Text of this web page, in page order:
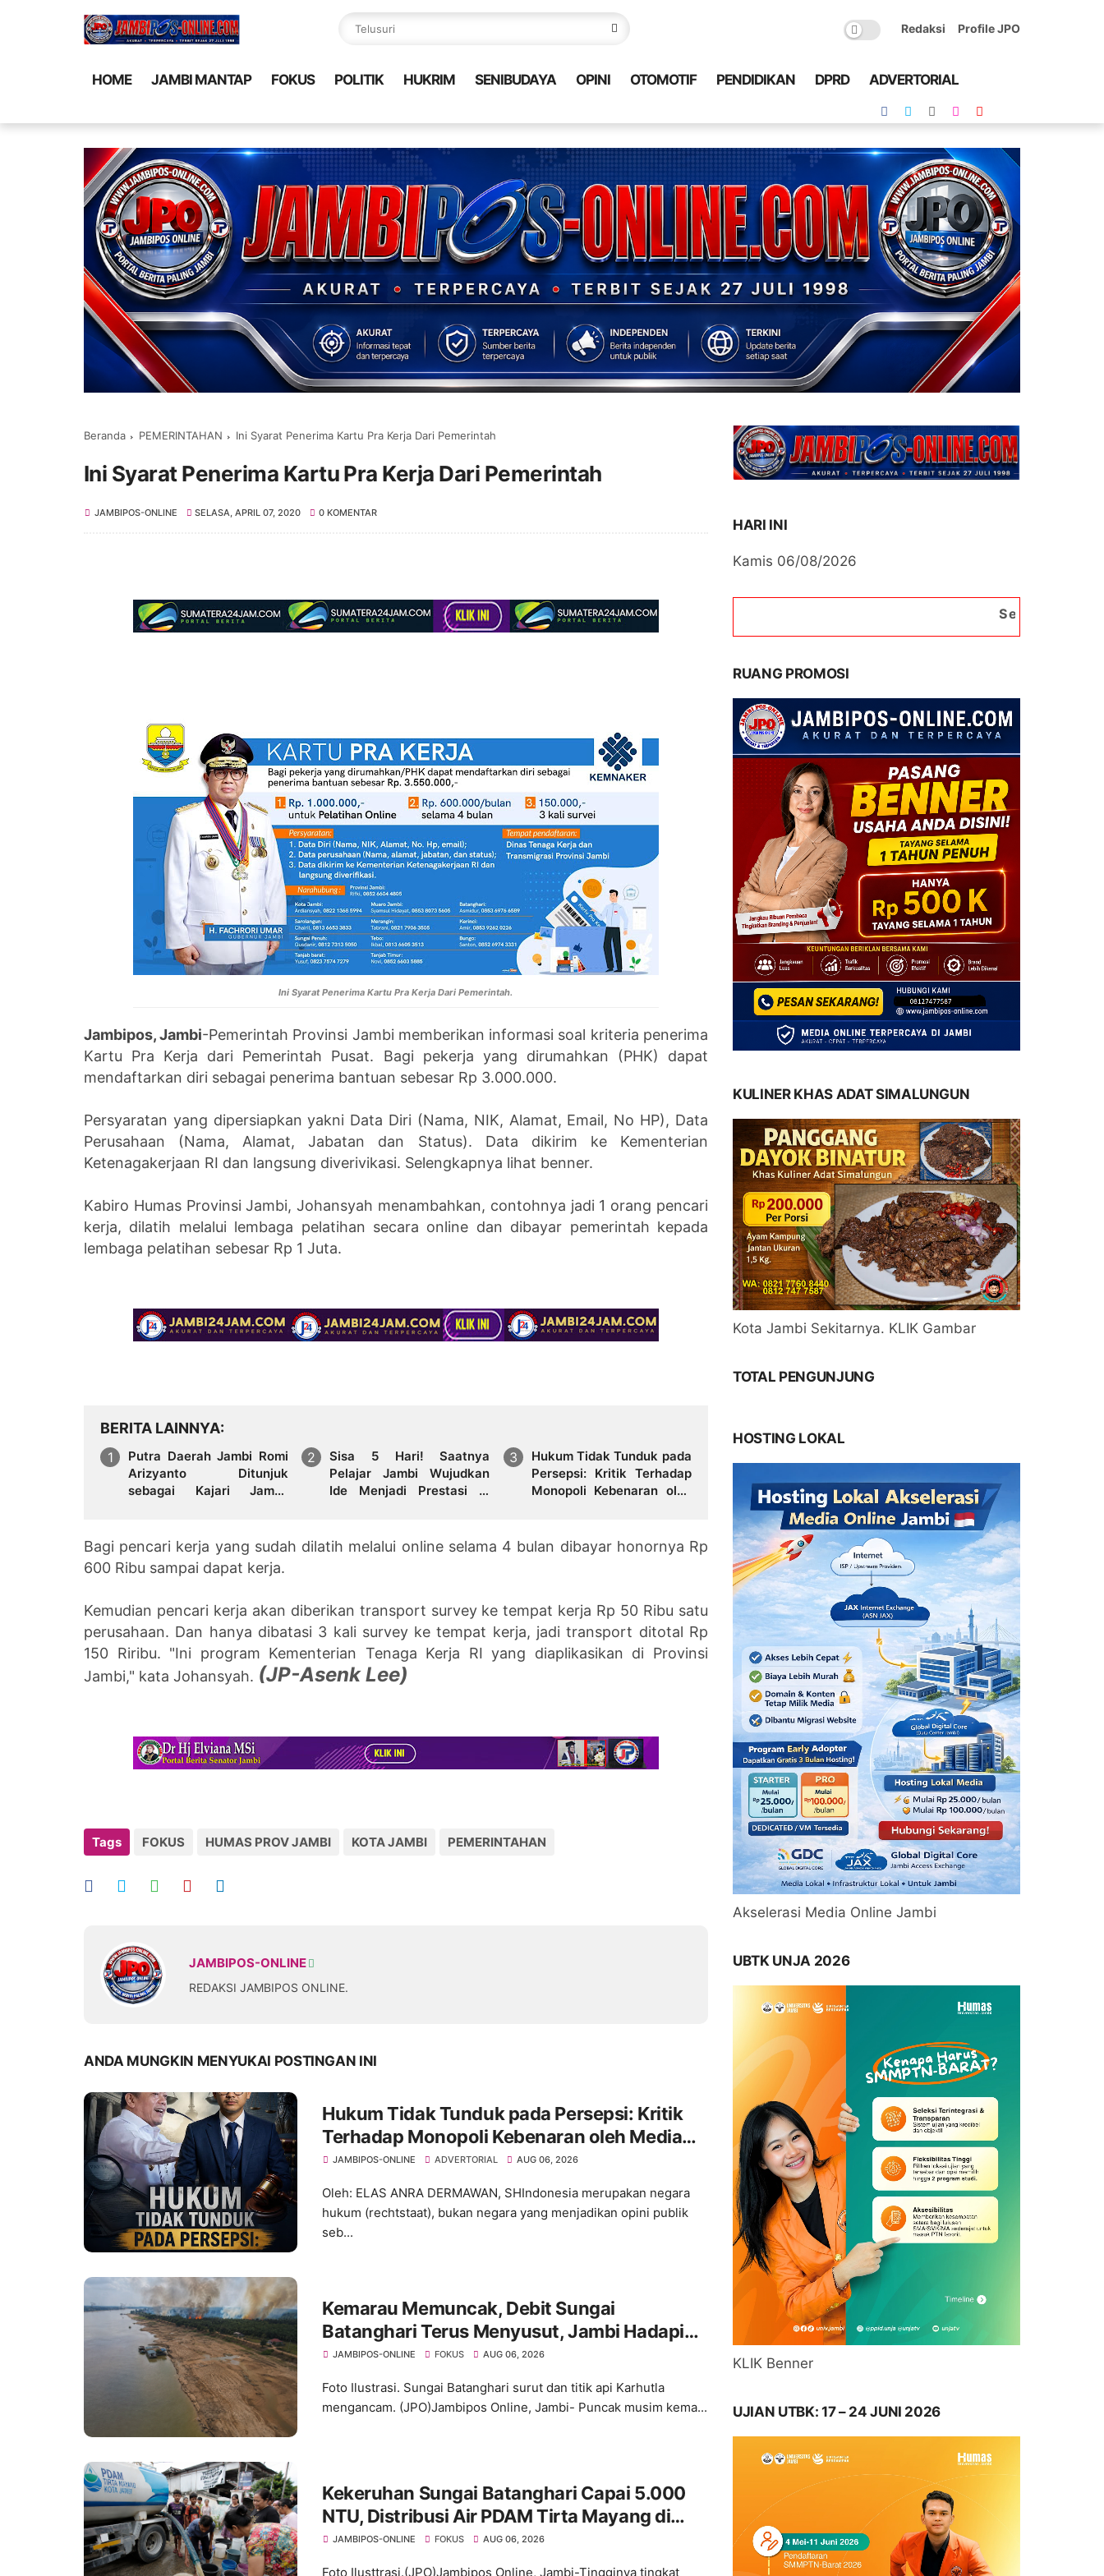
Redaksi Profile JPO
HOME JAMBI MANTAP FOKUS POLITIK HUKRIM SENIBUDAYA OPINI OTOMOTIF PENDIDIKAN DPRD ADVERTORIAL
Beranda PEMERINTAHAN Ini Syarat Penerima Kartu Pra Kerja Dari Pemerintah
Ini Syarat Penerima Kartu Pra Kerja Dari Pemerintah
JAMBIPOS-ONLINE SELASA, APRIL 07, 2020 0 KOMENTAR
Ini Syarat Penerima Kartu Pra Kerja Dari Pemerintah.
Jambipos, Jambi-Pemerintah Provinsi Jambi memberikan informasi soal kriteria penerima
Kartu Pra Kerja dari Pemerintah Pusat. Bagi pekerja yang dirumahkan (PHK) dapat
mendaftarkan diri sebagai penerima bantuan sebesar Rp 3.000.000.
Persyaratan yang dipersiapkan yakni Data Diri (Nama, NIK, Alamat, Email, No HP), Data
Perusahaan (Nama, Alamat, Jabatan dan Status). Data dikirim ke Kementerian
Ketenagakerjaan RI dan langsung diverivikasi. Selengkapnya lihat benner.
Kabiro Humas Provinsi Jambi, Johansyah menambahkan, contohnya jadi 1 orang pencari
kerja, dilatih melalui lembaga pelatihan secara online dan dibayar pemerintah kepada
lembaga pelatihan sebesar Rp 1 Juta.
BERITA LAINNYA
Putra Daerah Jambi Romi
Arizyanto Ditunjuk
sebagai Kajari Jambi,
Sisa 5 Hari! Saatnya
Pelajar Jambi Wujudkan
Ide Menjadi Prestasi di
Hukum Tidak Tunduk pada
Persepsi: Kritik Terhadap
Monopoli Kebenaran oleh
Bagi pencari kerja yang sudah dilatih melalui online selama 4 bulan dibayar honornya Rp
600 Ribu sampai dapat kerja.
Kemudian pencari kerja akan diberikan transport survey ke tempat kerja Rp 50 Ribu satu
perusahaan. Dan hanya dibatasi 3 kali survey ke tempat kerja, jadi transport ditotal Rp
150 Riribu. "Ini program Kementerian Tenaga Kerja RI yang diaplikasikan di Provinsi
Jambi," kata Johansyah. (JP-Asenk Lee)
Tags FOKUS HUMAS PROV JAMBI KOTA JAMBI PEMERINTAHAN
JAMBIPOS-ONLINE
REDAKSI JAMBIPOS ONLINE.
ANDA MUNGKIN MENYUKAI POSTINGAN INI
Hukum Tidak Tunduk pada Persepsi: Kritik
Terhadap Monopoli Kebenaran oleh Media
dan Aktivis
JAMBIPOS-ONLINE ADVERTORIAL AUG 06, 2026
Oleh: ELAS ANRA DERMAWAN, SHIndonesia merupakan negara
hukum (rechtstaat), bukan negara yang menjadikan opini publik
seb...
Kemarau Memuncak, Debit Sungai
Batanghari Terus Menyusut, Jambi Hadapi
Ancaman Krisis Air Bersih dan Karhutla
JAMBIPOS-ONLINE FOKUS AUG 06, 2026
Foto Ilustrasi. Sungai Batanghari surut dan titik api Karhutla
mengancam. (JPO)Jambipos Online, Jambi- Puncak musim kema...
Kekeruhan Sungai Batanghari Capai 5.000
NTU, Distribusi Air PDAM Tirta Mayang di
Sejumlah Wilayah Terganggu
JAMBIPOS-ONLINE FOKUS AUG 06, 2026
Foto Ilusttrasi.(JPO)Jambipos Online, Jambi-Tingginya tingkat
HARI INI
Kamis 06/08/2026
Selamat Datang di
RUANG PROMOSI
KULINER KHAS ADAT SIMALUNGUN
Kota Jambi Sekitarnya. KLIK Gambar
TOTAL PENGUNJUNG
HOSTING LOKAL
Akselerasi Media Online Jambi
UBTK UNJA 2026
KLIK Benner
UJIAN UTBK: 17 – 24 JUNI 2026